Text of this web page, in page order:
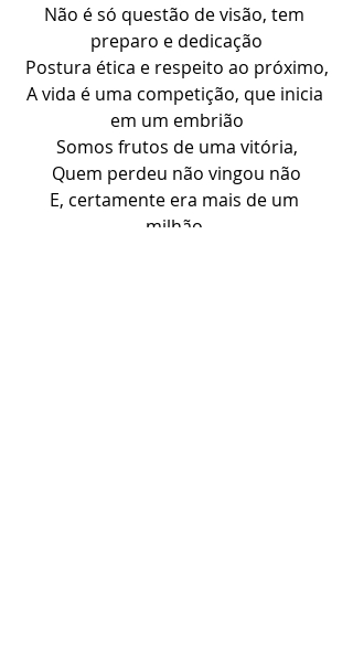
Não é só questão de visão, tem
preparo e dedicação
Postura ética e respeito ao próximo,
A vida é uma competição, que inicia
em um embrião
Somos frutos de uma vitória,
Quem perdeu não vingou não
E, certamente era mais de um
milhão.